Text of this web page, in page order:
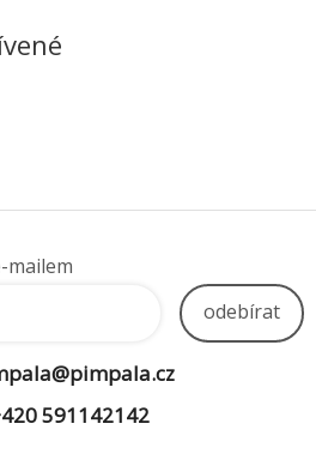
mailem
odebírat
591142142